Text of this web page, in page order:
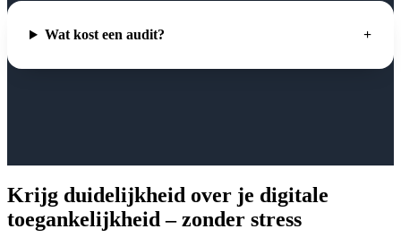
Wat kost een audit?
Krijg duidelijkheid over je digitale
toegankelijkheid – zonder stress